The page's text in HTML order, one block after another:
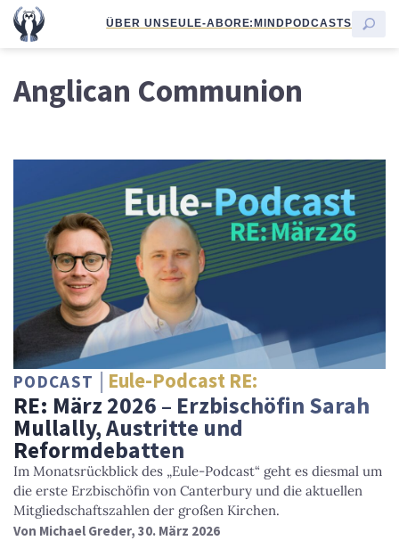
ÜBER UNSEULE-ABORE:MINDPODCASTS
Anglican Communion
PODCAST Eule-Podcast RE:
RE: März 2026 – Erzbischöfin Sarah
Mullally, Austritte und
Reformdebatten
Im Monatsrückblick des „Eule-Podcast“ geht es diesmal um
die erste Erzbischöfin von Canterbury und die aktuellen
Mitgliedschaftszahlen der großen Kirchen.
Von Michael Greder, 30. März 2026